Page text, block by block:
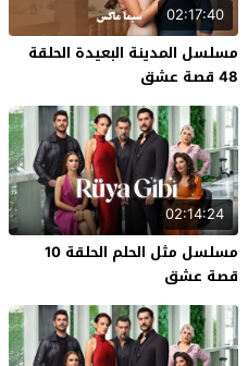
02:17:40
مسلسل المدينة البعيدة الحلقة
48 قصة عشق
02:14:24
مسلسل مثل الحلم الحلقة 10
قصة عشق